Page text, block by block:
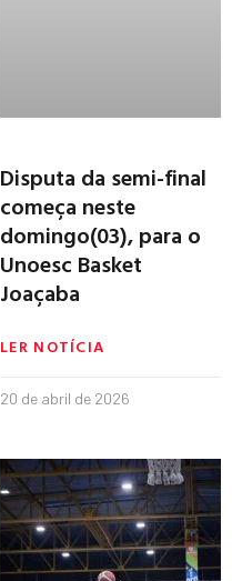
Disputa da semi-final
começa neste
domingo(03), para o
Unoesc Basket
Joaçaba
LER NOTÍCIA
20 de abril de 2026